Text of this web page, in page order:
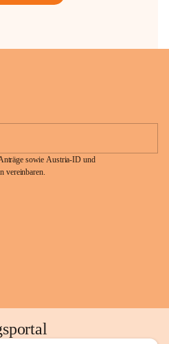
sowie Austria-ID und
vereinbaren.